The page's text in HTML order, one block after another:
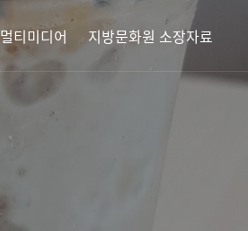
멀티미디어 지방문화원 소장자료